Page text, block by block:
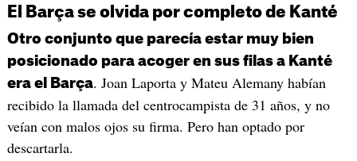
El Barça se olvida por completo de Kanté
Otro conjunto que parecía estar muy bien
posicionado para acoger en sus filas a Kanté
era el Barça. Joan Laporta y Mateu Alemany habían
recibido la llamada del centrocampista de 31 años, y no
veían con malos ojos su firma. Pero han optado por
descartarla.